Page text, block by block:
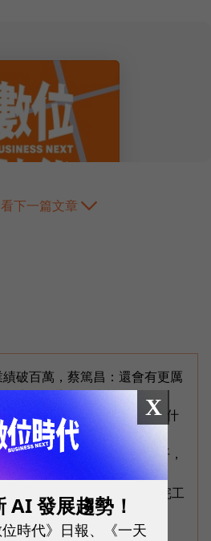
下一篇文章
破百萬，蔡篤昌：還會有更厲
廳健身房都搬上樓？
國際評比揭密：什
路？
後一排！最低調的二代鄭平，
重新定價？
學｜幫你讀Gmail、自動跑完工
境一次看
！37篇實測整理，
X
AI 發展趨勢！
時代》日報、《一天